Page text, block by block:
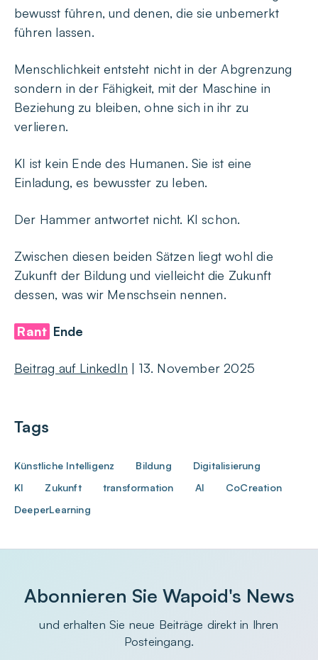
bewusst führen, und denen, die sie unbemerkt
führen lassen.
Menschlichkeit entsteht nicht in der Abgrenzung
sondern in der Fähigkeit, mit der Maschine in
Beziehung zu bleiben, ohne sich in ihr zu
verlieren.
KI ist kein Ende des Humanen. Sie ist eine
Einladung, es bewusster zu leben.
Der Hammer antwortet nicht. KI schon.
Zwischen diesen beiden Sätzen liegt wohl die
Zukunft der Bildung und vielleicht die Zukunft
dessen, was wir Menschsein nennen.
Rant Ende
Beitrag auf LinkedIn | 13. November 2025
Tags
Künstliche Intelligenz Bildung
Digitalisierung
KI
Zukunft transformation AI
CoCreation
DeeperLearning
Abonnieren Sie Wapoid's News
und erhalten Sie neue Beiträge direkt in Ihren
Posteingang.